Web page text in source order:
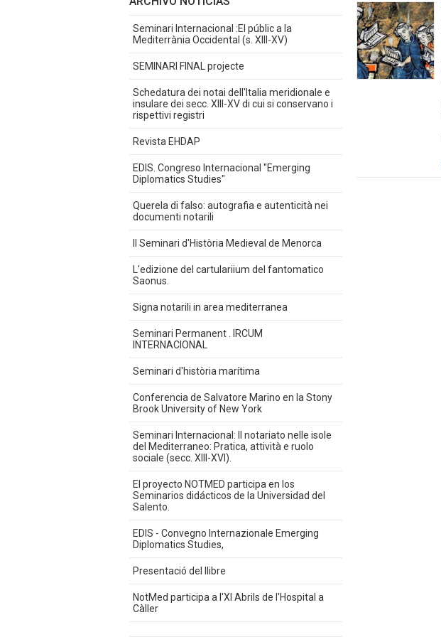
Seminari Internacional :El públic a la
Mediterrània Occidental (s. XIII-XV)
SEMINARI FINAL projecte
Schedatura dei notai dell'Italia meridionale e
insulare dei secc. XIII-XV di cui si conservano i
rispettivi registri
Revista EHDAP
EDIS. Congreso Internacional "Emerging
Diplomatics Studies"
Querela di falso: autografia e autenticità nei
documenti notarili
II Seminari d'Història Medieval de Menorca
L'edizione del cartulariium del fantomatico
Saonus.
Signa notarili in area mediterranea
Seminari Permanent . IRCUM
INTERNACIONAL
Seminari d'història marítima
Conferencia de Salvatore Marino en la Stony
Brook University of New York
Seminari Internacional: Il notariato nelle isole
del Mediterraneo: Pratica, attività e ruolo
sociale (secc. XIII-XVI).
El proyecto NOTMED participa en los
Seminarios didácticos de la Universidad del
Salento.
EDIS - Convegno Internazionale Emerging
Diplomatics Studies,
Presentació del llibre
NotMed participa a l'XI Abrils de l'Hospital a
Càller